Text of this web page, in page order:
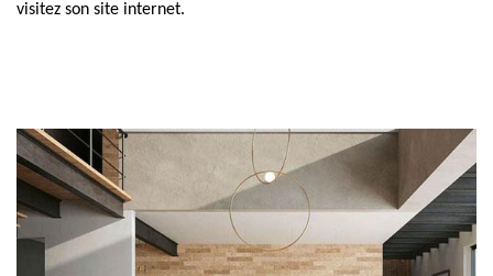
visitez son site internet.